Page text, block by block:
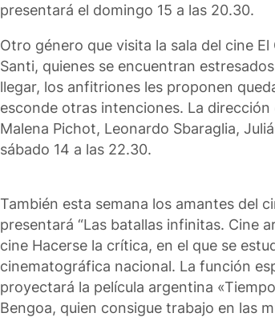
presentará el domingo 15 a las 20.30.
Otro género que visita la sala del cine
Santi, quienes se encuentran
llegar, los anfitriones les proponen
esconde otras intenciones. La
Malena Pichot, Leonardo Sbaraglia,
sábado 14 a las 22.30.
También esta semana los amantes del
presentará “Las batallas infinitas. Cine
cine Hacerse la crítica, en el que se
cinematográfica nacional. La función
proyectará la película argentina
Bengoa, quien consigue trabajo en las